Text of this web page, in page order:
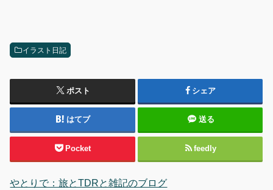
イラスト日記
ポスト シェア
はてブ 送る
Pocket feedly
やとりで：旅とTDRと雑記のブログ